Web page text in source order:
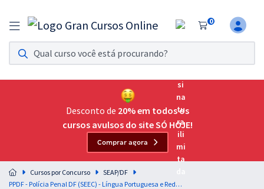
0
Assinatura Ilimitada 11
Acesso a todos os cursos. Teste grátis por 7 dias!
Assinatura OAB Até Passar
Acesso ilimitado a toda preparação para o Exame da
Residências Multiprofissionais
Preparação completa e intensiva para as principais
residências em saúde do Brasil
Desconto de 20% em todos os
cursos avulsos do site SÓ HOJE!
Comprar agora
Cursos por Concurso
SEAP/DF
PPDF - Polícia Penal DF (SEEC) - Língua Portuguesa e Redação Oficial - Professores: Elias Santana, Fernando Moura e Tereza Cavalcanti (Pré-edital)